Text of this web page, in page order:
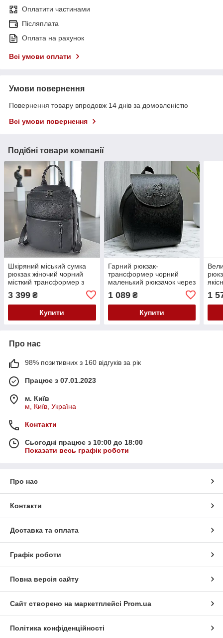
Оплатити частинами
Післяплата
Оплата на рахунок
Всі умови оплати
Умови повернення
Повернення товару впродовж 14 днів за домовленістю
Всі умови повернення
Подібні товари компанії
Шкіряний міський сумка
рюкзак жіночий чорний
місткий трансформер з
3 399 ₴
Купити
Гарний рюкзак-
трансформер чорний
маленький рюкзачок через
плече міський міні-рюкзак
сумка 2 в 1
1 089₴
Купити
1
Про нас
98% позитивних з 160 відгуків за рік
Працює з 07.01.2023
м. Київ
м, Київ, Україна
Контакти
Сьогодні працює з 10:00 до 18:00
Показати весь графік роботи
Про нас
Контакти
Доставка та оплата
Графік роботи
Повна версія сайту
Сайт створено на маркетплейсі Prom.ua
Політика конфіденційності